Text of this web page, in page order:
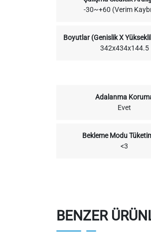
-30~+60 (Verim
Boyutlar (Genislik X
342x434x144.5
Adalanma
Evet
Bekleme Modu
<3
BENZER